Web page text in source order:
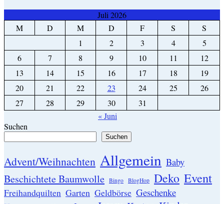
Juli 2026
M
D M D F S
S
1
2 3 4
5
6
7 8 9 10 11
12
13
14 15 16 17 18
19
20
21 22 23 24 25
26
27
28 29 30
31
« Juni
Suchen
Suchen
Advent/Weihnachten Allgemein Baby
Beschichtete Baumwolle Bingo BlogHop Deko Event
Freihandquilten Garten Geldbörse Geschenke